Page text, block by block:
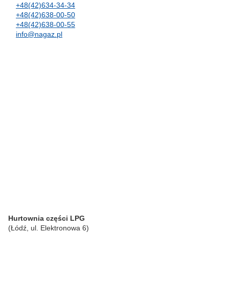
+48(42)634-34-34
+48(42)638-00-50
+48(42)638-00-55
info@nagaz.pl
Hurtownia części LPG
(Łódź, ul. Elektronowa 6)